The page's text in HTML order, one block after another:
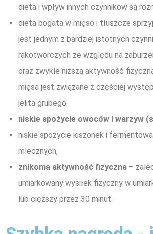
dieta i wpływ innych czynników są
dieta bogata w mięso i tłuszcze
jest jednym z bardziej istotnych
rakotwórczych ze względu na
oraz zwykle niższą aktywność
mięsa jest związane z częściej
jelita grubego.
niskie spożycie owoców i warzyw
niskie spożycie kiszonek i
mlecznych,
znikoma aktywność fizyczna –
umiarkowany wysiłek fizyczny w
lub cięższy przez 30 minut.